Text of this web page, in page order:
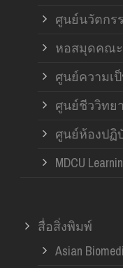
ศูนย์นวัตกร
หอสมุดคณ
ศูนย์ความเ
ศูนย์ชีววิทย
ศูนย์ห้องปฏิ
MDCU
สื่อสิ่งพิมพ์
Asian